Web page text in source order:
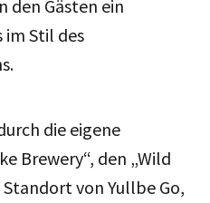
den Gästen ein
Stil des
die eigene
Brewery“, den „Wild
von Yullbe Go,